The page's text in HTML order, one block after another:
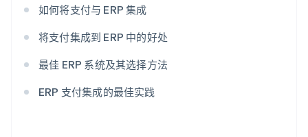
如何将支付与 ERP 集成
将支付集成到 ERP 中的好处
最佳 ERP 系统及其选择方法
ERP 支付集成的最佳实践